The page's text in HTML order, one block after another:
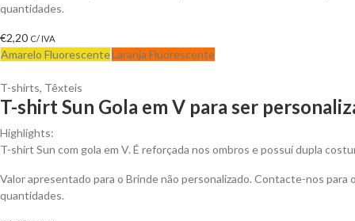
quantidades.
€2,20 C/ IVA
Amarelo FluorescenteLaranja Fluorescente
T-shirts, Têxteis
T-shirt Sun Gola em V para ser
Highlights:
T-shirt Sun com gola em V. É reforçada nos ombros e possuí dupla
Valor apresentado para o Brinde não personalizado. Contacte-nos
quantidades.